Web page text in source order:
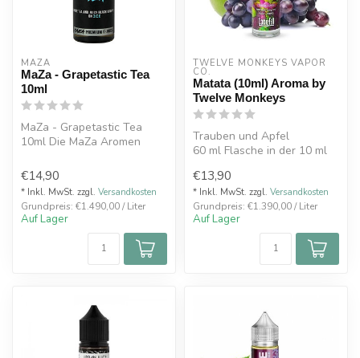
MAZA
MaZa - Grapetastic Tea
10ml
MaZa - Grapetastic Tea
10ml Die MaZa Aromen
Grapetast...
€14,90
* Inkl. MwSt. zzgl. Versandkosten
Grundpreis: €1.490,00 / Liter
Auf Lager
TWELVE MONKEYS VAPOR
CO.
Matata (10ml) Aroma by
Twelve Monkeys
Trauben und Apfel
60 ml Flasche in der 10 ml
Made in Canada
€13,90
* Inkl. MwSt. zzgl. Versandkosten
Grundpreis: €1.390,00 / Liter
Auf Lager